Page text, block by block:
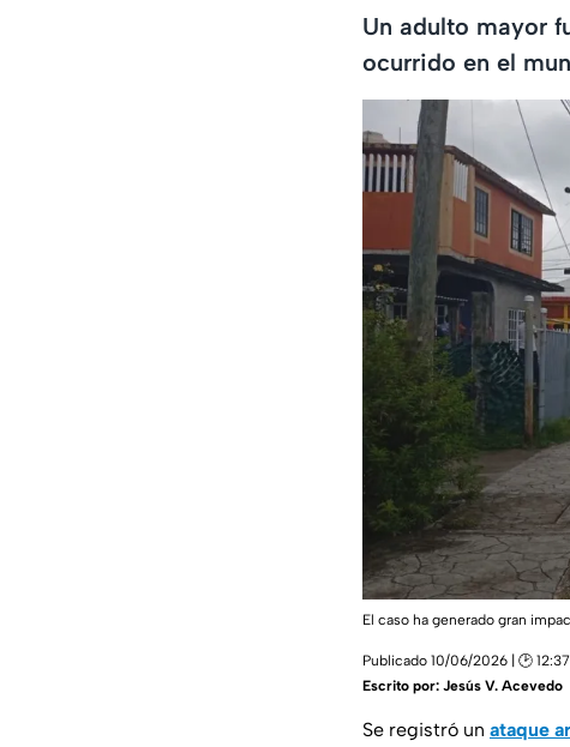
Un adulto mayor
ocurrido en el
El caso ha generado gran
Publicado 10/06/2026 | 🕑 12:37
Escrito por: Jesús V. Acevedo
Se registró un ataque